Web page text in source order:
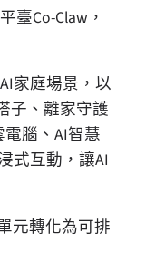
臺Co-Claw，
家庭場景，以
子、離家守護
腦、AI智慧
式互動，讓AI
元轉化為可排